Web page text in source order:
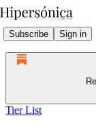
Subscribe Sign in
Tier List